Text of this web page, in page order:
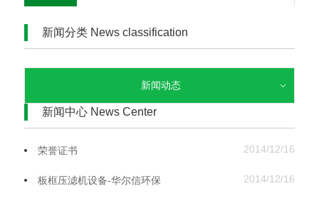
新闻分类 News classification
新闻动态
新闻中心 News Center
荣誉证书 2014/12/16
板框压滤机设备-华尔信环保 2014/12/16